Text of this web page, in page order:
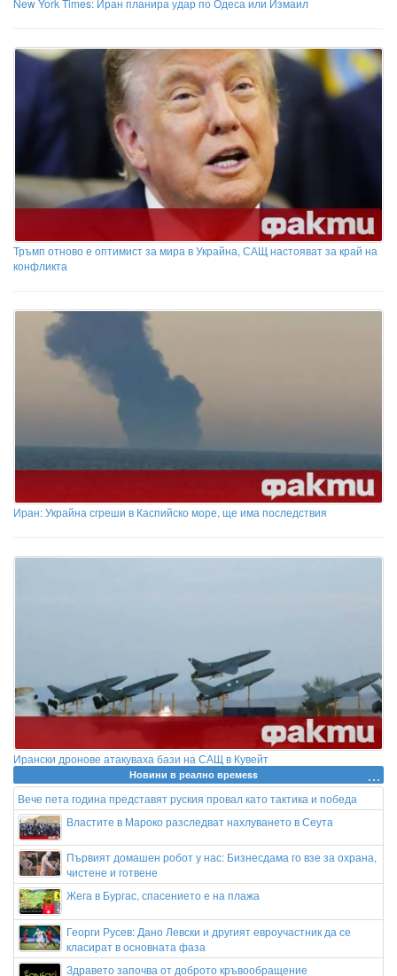
New York Times: Иран планира удар по Одеса или Измаил
Тръмп отново е оптимист за мира в Украйна, САЩ настояват за край на
конфликта
Иран: Украйна сгреши в Каспийско море, ще има последствия
Ирански дронове атакуваха бази на САЩ в Кувейт
Новини в реално времеss
Вече пета година представят руския провал като тактика и победа
Властите в Мароко разследват нахлуването в Сеута
Първият домашен робот у нас: Бизнесдама го взе за охрана,
чистене и готвене
Жега в Бургас, спасението е на плажа
Георги Русев: Дано Левски и другият евроучастник да се
класират в основната фаза
Здравето започва от доброто кръвообращение